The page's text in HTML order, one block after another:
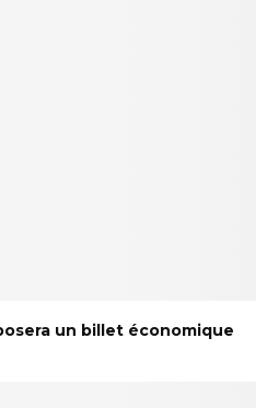
un billet économique